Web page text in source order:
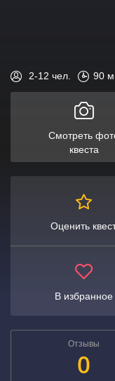
2-12 чел. 90
Смотреть
квеста
Оценить
В избранное
Отзывы
0